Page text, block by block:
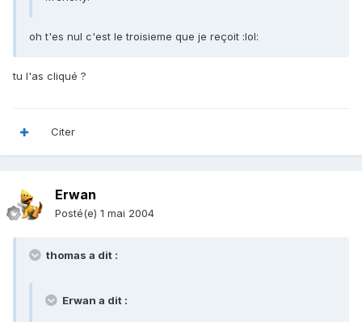
oh t'es nul c'est le troisieme que je reçoit :lol:
tu l'as cliqué ?
Citer
Erwan
Posté(e) 1 mai 2004
thomas a dit :
Erwan a dit :